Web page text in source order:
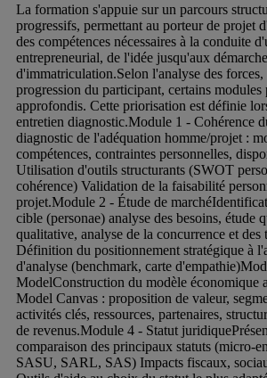
La formation s'appuie sur un parcours
progressifs, permettant au porteur de projet
des compétences nécessaires à la conduite
entrepreneurial, de l'idée jusqu'aux
d'immatriculation.Selon l'analyse des forces,
progression du participant, certains modules
approfondis. Cette priorisation est définie
entretien diagnostic.Module 1 - Cohérence
diagnostic de l'adéquation homme/projet :
compétences, contraintes personnelles,
Utilisation d'outils structurants (SWOT
cohérence) Validation de la faisabilité
projet.Module 2 - Étude de
cible (personae) analyse des besoins, étude
qualitative, analyse de la concurrence et des
Définition du positionnement stratégique à
d'analyse (benchmark, carte
ModelConstruction du modèle économique
Model Canvas : proposition de valeur,
activités clés, ressources, partenaires,
de revenus.Module 4 - Statut
comparaison des principaux statuts (micro-
SASU, SARL, SAS) Impacts fiscaux,